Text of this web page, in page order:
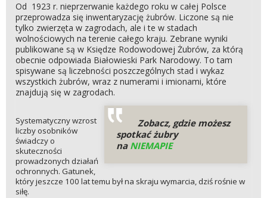
Od 1923 r. nieprzerwanie każdego roku w całej Polsce
przeprowadza się inwentaryzację żubrów. Liczone są nie
tylko zwierzęta w zagrodach, ale i te w stadach
wolnościowych na terenie całego kraju. Zebrane wyniki
publikowane są w Księdze Rodowodowej Żubrów, za którą
obecnie odpowiada Białowieski Park Narodowy. To tam
spisywane są liczebności poszczególnych stad i wykaz
wszystkich żubrów, wraz z numerami i imionami, które
znajdują się w zagrodach.
Zobacz, gdzie możesz
spotkać żubry
na NIEMAPIE
Systematyczny wzrost
liczby osobników
świadczy o
skuteczności
prowadzonych działań
ochronnych. Gatunek,
który jeszcze 100 lat temu był na skraju wymarcia, dziś rośnie w
siłę.